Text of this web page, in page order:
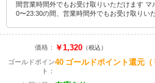
間営業時間外でもお受け取りいただけます マ
0〜23:30の間、営業時間外でもお受け取りい
価格： ￥1,320 （税込）
ゴールドポイン
ト：
40 ゴールドポイント還元